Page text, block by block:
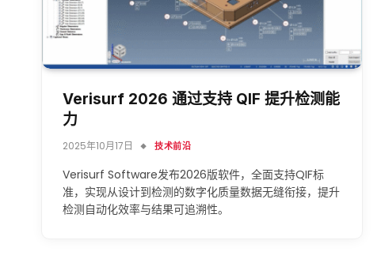
Verisurf 2026 通过支持 QIF 提升检测能
力
2025年10月17日 技术前沿
Verisurf Software发布2026版软件，全面支持QIF标
准，实现从设计到检测的数字化质量数据无缝衔接，提升
检测自动化效率与结果可追溯性。